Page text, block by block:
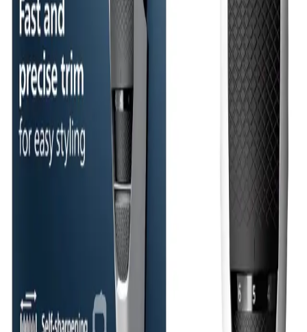
Bladekonomin avgör
OneBlade är bäst för hybridjobb och kanter.
Skäggtrimmern är billigare över tid för längdkontroll.
Hybrid
Philips
Philips OneBlade 360
En hybridtrimmer för stubb, kanter och snabb grooming
när babyslätt inte är målet.
Bra
· Jämförd inom kategorin
Philips skäggtrimmer 3000